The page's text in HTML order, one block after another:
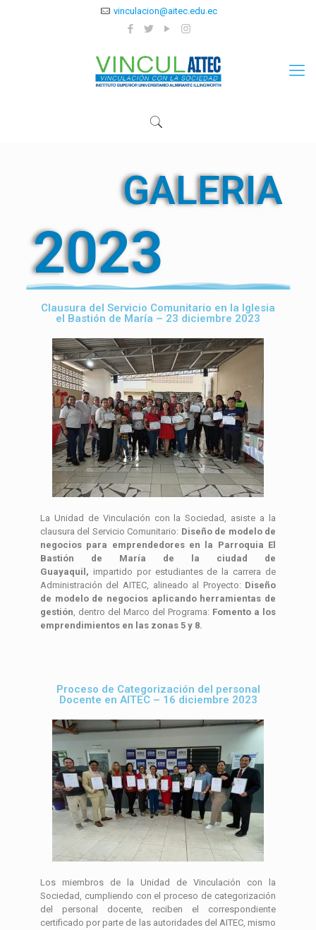
vinculacion@aitec.edu.ec
GALERIA
2023
Clausura del Servicio Comunitario en la Iglesia
el Bastión de María – 23 diciembre 2023
La Unidad de Vinculación con la Sociedad, asiste a la
clausura del Servicio Comunitario: Diseño de modelo de
negocios para emprendedores en la Parroquia El
Bastión de María de la ciudad de
Guayaquil, impartido por estudiantes de la carrera de
Administración del AITEC, alineado al Proyecto: Diseño
de modelo de negocios aplicando herramientas de
gestión, dentro del Marco del Programa: Fomento a los
emprendimientos en las zonas 5 y 8.
Proceso de Categorización del personal
Docente en AITEC – 16 diciembre 2023
Los miembros de la Unidad de Vinculación con la
Sociedad, cumpliendo con el proceso de categorización
del personal docente, reciben el correspondiente
certificado por parte de las autoridades del AITEC, mismo